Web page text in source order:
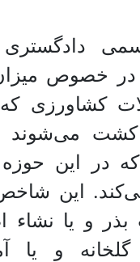
در خصوص
کشاورزی
می‌شوند
در این حوزه
این
بذر و یا نشاء
گلخانه و یا